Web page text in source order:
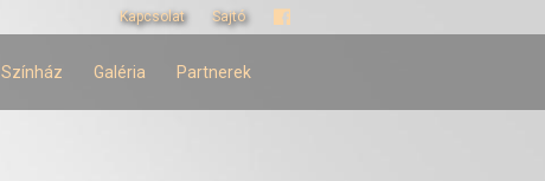
Kapcsolat Sajtó
Színház Galéria Partnerek